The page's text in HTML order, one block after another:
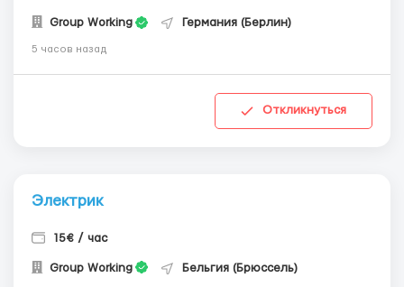
Group Working Германия (Берлин)
5 часов назад
Откликнуться
Электрик
15€ / час
Group Working Бельгия (Брюссель)